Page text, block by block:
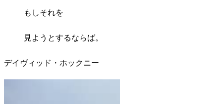
もしそれを
見ようとするならば。
デイヴィッド・ホックニー